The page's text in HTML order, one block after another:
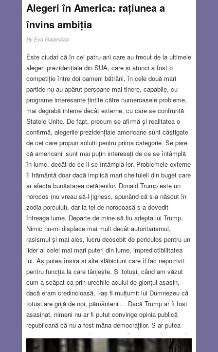
JUL 25, 2024
Alegeri în America: rațiunea a
învins ambiția
By Eva Galambos
Este ciudat că în cei patru ani care au trecut de la ultimele
alegeri prezidențiale din SUA, care și atunci a fost o
competiție între doi oameni bătrâni, în cele două mari
partide nu au apărut persoane mai tinere, capabile, cu
programe interesante țintite către numeroasele probleme,
mai degrabă interne decât externe, cu care se confruntă
Statele Unite. De fapt, precum se afirmă și realitatea o
confirmă, alegerile prezidențiale americane sunt câștigate
de cei care propun soluții pentru prima categorie. Se pare
că americanii sunt mai puțin interesați de ce se întâmplă
în lume, decât de ce li se întâmplă lor. Problemele externe
îi frământă doar dacă implică mari cheltuieli din buget care
ar afecta bunăstarea cetățenilor. Donald Trump este un
norocos (nu vreau să-l jignesc, spunând că s-a născut în
zodia porcului), dar la fel de norocoasă s-a dovedit
întreaga lume. Departe de mine să fiu adepta lui Trump.
Nimic nu-mi displace mai mult decât autoritarismul,
rasismul și mai ales, lucru deosebit de periculos pentru un
lider al celei mai mari puteri din lume, impredictibilitatea
lui. Aș putea înșira și alte slăbiciuni care îl fac nepotrivit
pentru funcția la care tânjește. Și totuși, când am văzut
cum a scăpat ca prin urechile acului de glonțul asasin,
dacă eram credincioasă, i-aș fi mulțumit lui Dumnezeu că
totuși are grijă de noi, pământenii… Dacă Trump ar fi fost
asasinat, nimeni nu ar fi putut convinge opinia publică
republicană că nu a fost mâna democraților. S-ar putea
spune și că tentativa de asasinat a fost o mare lovitură de
PR pentru Trump. Acest lucru s-a văzut la convenția